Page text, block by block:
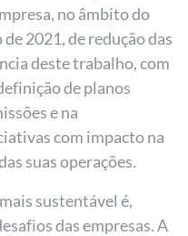
no âmbito do
2021, de redução das
deste trabalho, com
de planos
e na
com impacto na
suas operações.
sustentável é,
das empresas. A